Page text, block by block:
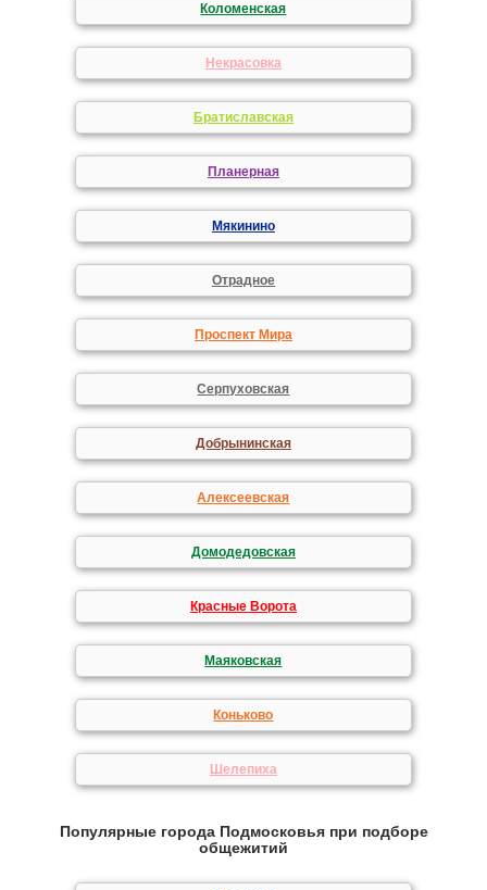
Коломенская
Некрасовка
Братиславская
Планерная
Мякинино
Отрадное
Проспект Мира
Серпуховская
Добрынинская
Алексеевская
Домодедовская
Красные Ворота
Маяковская
Коньково
Шелепиха
Популярные города Подмосковья при подборе
общежитий